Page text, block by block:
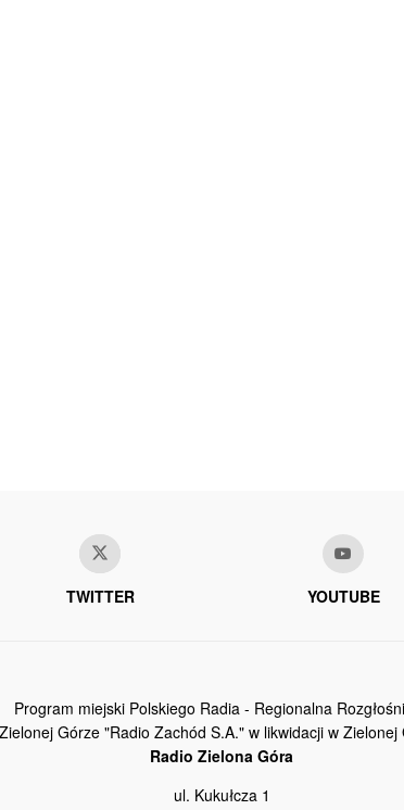
TWITTER YOUTUBE
Program miejski Polskiego Radia - Regionalna
Zielonej Górze "Radio Zachód S.A." w likwidacji w Zielonej
Radio Zielona Góra
ul. Kukułcza 1